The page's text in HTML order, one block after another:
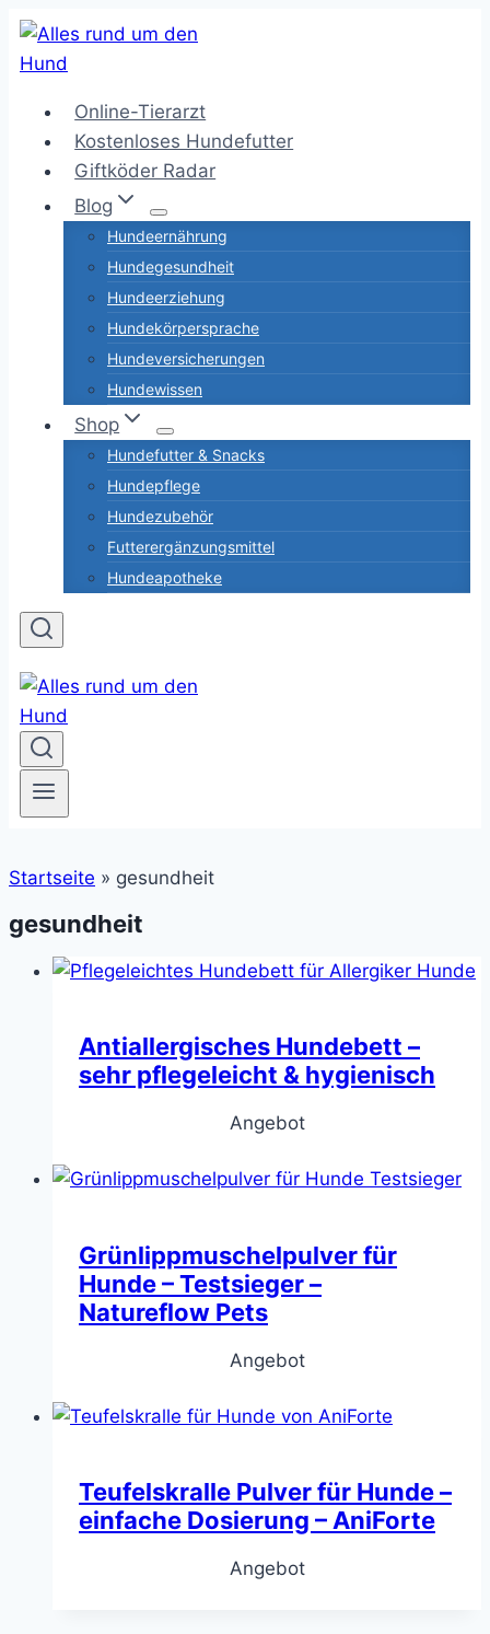
Zum
Inhalt
Online-Tierarzt
Kostenloses Hundefutter
Giftköder Radar
Blog
Hundeernährung
Hundegesundheit
Hundeerziehung
Hundekörpersprache
Hundeversicherungen
Hundewissen
Shop
Hundefutter & Snacks
Hundepflege
Hundezubehör
Futterergänzungsmittel
Hundeapotheke
Startseite » gesundheit
gesundheit
Antiallergisches Hundebett –
sehr pflegeleicht & hygienisch
Angebot
Grünlippmuschelpulver für
Hunde – Testsieger –
Natureflow Pets
Angebot
Teufelskralle Pulver für Hunde –
einfache Dosierung – AniForte
Angebot